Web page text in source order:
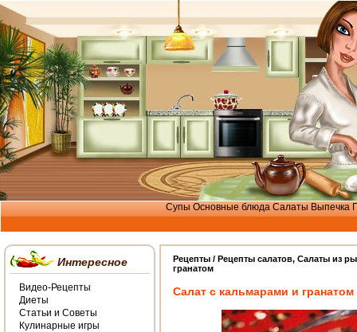
Супы Основные блюда Салаты Выпечка
Рецепты / Рецепты салатов, Салаты из
гранатом
Салат с кальмарами и гранатом
Интересное
Видео-Рецепты
Диеты
Статьи и Советы
Кулинарные игры